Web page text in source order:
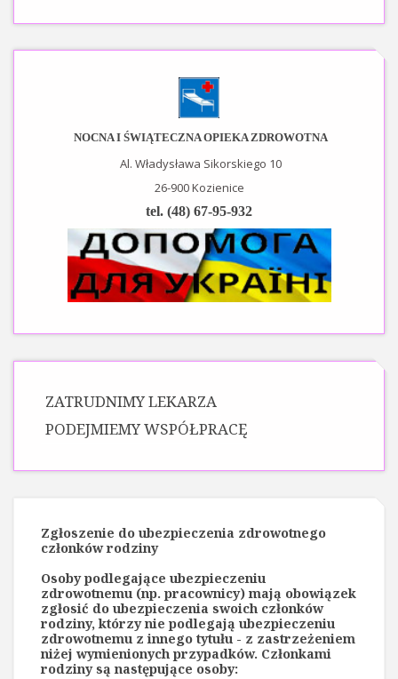
NOCNA I ŚWIĄTECZNA OPIEKA ZDROWOTNA
Al. Władysława Sikorskiego 10
26-900 Kozienice
tel. (48) 67-95-932
ZATRUDNIMY LEKARZA
PODEJMIEMY WSPÓŁPRACĘ
Zgłoszenie do ubezpieczenia zdrowotnego
członków rodziny
Osoby podlegające ubezpieczeniu
zdrowotnemu (np. pracownicy) mają obowiązek
zgłosić do ubezpieczenia swoich członków
rodziny, którzy nie podlegają ubezpieczeniu
zdrowotnemu z innego tytułu - z zastrzeżeniem
niżej wymienionych przypadków. Członkami
rodziny są następujące osoby: